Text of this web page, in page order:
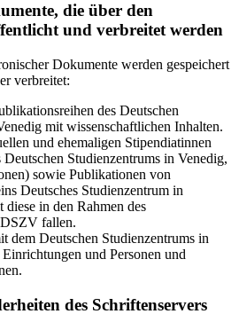
die über den
und verbreitet werden
Dokumente werden gespeichert
verbreitet:
des Deutschen
mit wissenschaftlichen Inhalten.
und ehemaligen Stipendiatinnen
Studienzentrums in Venedig,
sowie Publikationen von
Deutsches Studienzentrum in
diese in den Rahmen des
DSZV fallen.
dem Deutschen Studienzentrums in
und Personen und
des Schriftenservers